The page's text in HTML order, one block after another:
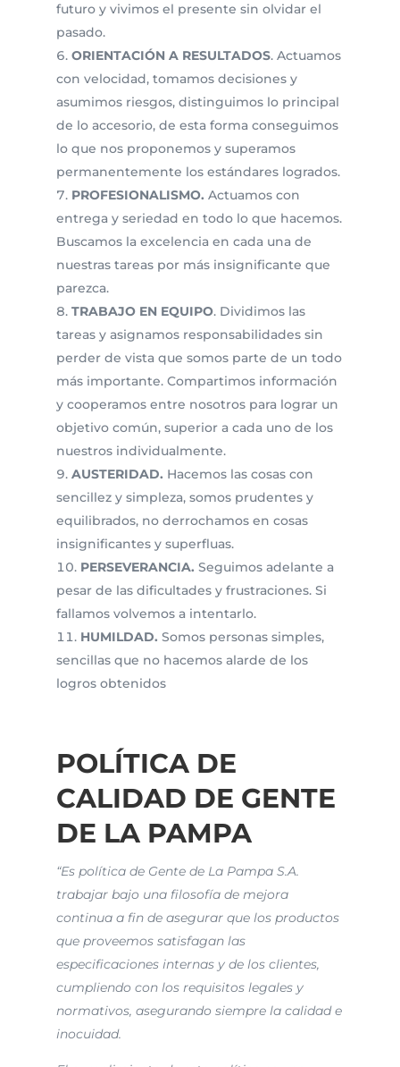
futuro y vivimos el presente sin olvidar el
pasado.
ORIENTACIÓN A RESULTADOS. Actuamos
con velocidad, tomamos decisiones y
asumimos riesgos, distinguimos lo principal
de lo accesorio, de esta forma conseguimos
lo que nos proponemos y superamos
permanentemente los estándares logrados.
PROFESIONALISMO. Actuamos con
entrega y seriedad en todo lo que hacemos.
Buscamos la excelencia en cada una de
nuestras tareas por más insignificante que
parezca.
TRABAJO EN EQUIPO. Dividimos las
tareas y asignamos responsabilidades sin
perder de vista que somos parte de un todo
más importante. Compartimos información
y cooperamos entre nosotros para lograr un
objetivo común, superior a cada uno de los
nuestros individualmente.
AUSTERIDAD. Hacemos las cosas con
sencillez y simpleza, somos prudentes y
equilibrados, no derrochamos en cosas
insignificantes y superfluas.
PERSEVERANCIA. Seguimos adelante a
pesar de las dificultades y frustraciones. Si
fallamos volvemos a intentarlo.
HUMILDAD. Somos personas simples,
sencillas que no hacemos alarde de los
logros obtenidos
POLÍTICA DE
CALIDAD DE GENTE
DE LA PAMPA
“Es política de Gente de La Pampa S.A.
trabajar bajo una filosofía de mejora
continua a fin de asegurar que los productos
que proveemos satisfagan las
especificaciones internas y de los clientes,
cumpliendo con los requisitos legales y
normativos, asegurando siempre la calidad e
inocuidad.